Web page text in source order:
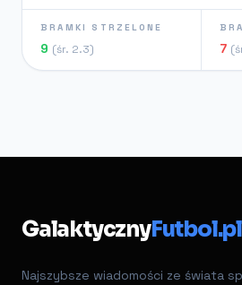
BRAMKI STRZELONE
9 (śr. 2.3) 7
GalaktycznyFutbol.pl
Najszybsze wiadomości ze świata